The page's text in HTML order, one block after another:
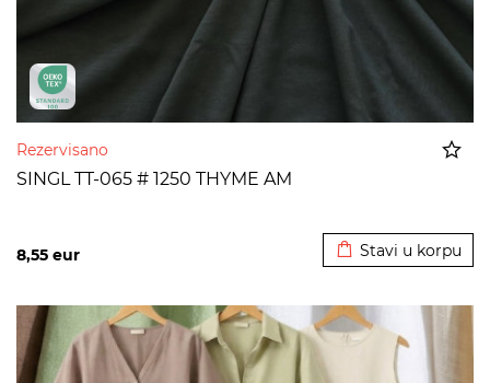
Rezervisano
SINGL TT-065 # 1250 THYME AM
8,55 eur Stavi u korpu